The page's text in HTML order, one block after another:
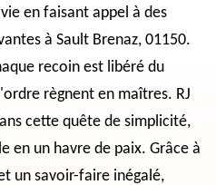
en faisant appel à des
à Sault Brenaz, 01150.
recoin est libéré du
règnent en maîtres. RJ
cette quête de simplicité,
en un havre de paix. Grâce à
un savoir-faire inégalé,